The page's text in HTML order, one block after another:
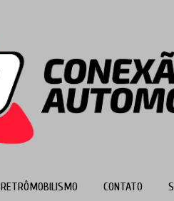
RETRÔMOBILISMO CONTATO